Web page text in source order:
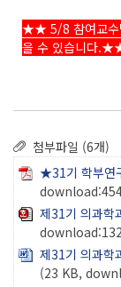
★★ 5/8 참여교수
을 수 있습니다
첨부파일 (6개)
★31기 학부연
제31기 의과학
제31기 의과학
(23 KB,